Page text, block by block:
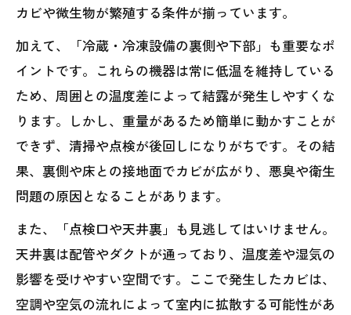
カビや微生物が繁殖する条件が揃っています。
加えて、「冷蔵・冷凍設備の裏側や下部」も重要なポ
イントです。これらの機器は常に低温を維持している
ため、周囲との温度差によって結露が発生しやすくな
ります。しかし、重量があるため簡単に動かすことが
できず、清掃や点検が後回しになりがちです。その結
果、裏側や床との接地面でカビが広がり、悪臭や衛生
問題の原因となることがあります。
また、「点検口や天井裏」も見逃してはいけません。
天井裏は配管やダクトが通っており、温度差や湿気の
影響を受けやすい空間です。ここで発生したカビは、
空調や空気の流れによって室内に拡散する可能性があ